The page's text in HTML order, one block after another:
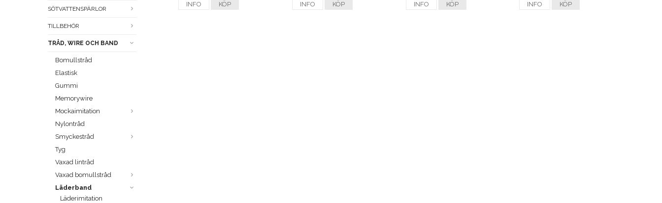
SÖTVATTENSPÄRLOR
TILLBEHÖR
TRÅD, WIRE OCH BAND
Bomullstråd
Elastisk
Gummi
Memorywire
Mockaimitation
Nylontråd
Smyckestråd
Tyg
Vaxad lintråd
Vaxad bomullstråd
Läderband
Läderimitation
INFO KÖP INFO KÖP INFO KÖP INFO KÖP